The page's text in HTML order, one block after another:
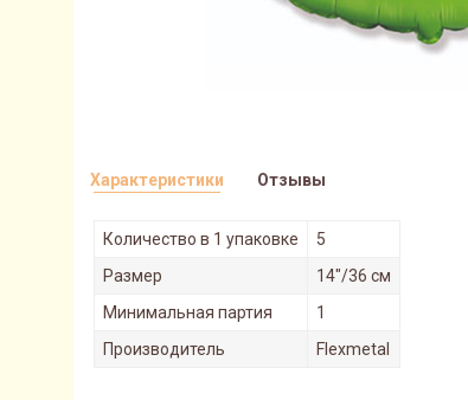
Характеристики
Количество в 1 упаковке
5
Размер
14"/36 см
Минимальная партия
1
Производитель
Flexmetal
Отзывы